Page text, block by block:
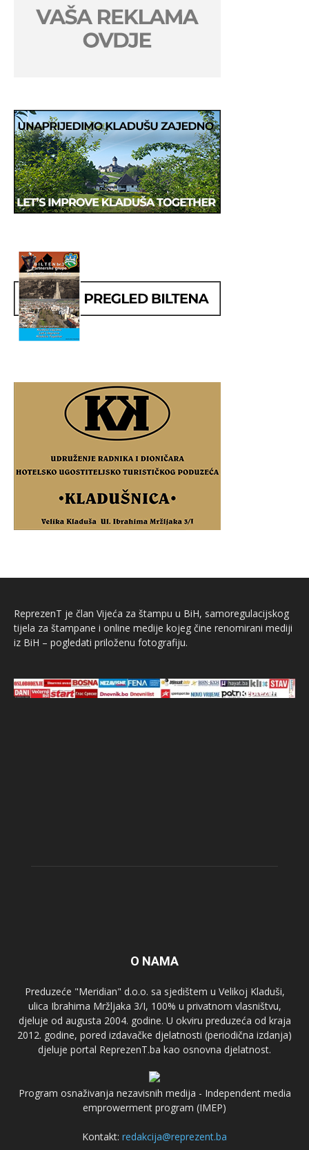
ReprezenT je član Vijeća za štampu u BiH, samoregulacijskog
tijela za štampane i online medije kojeg čine renomirani mediji
iz BiH – pogledati priloženu fotografiju.
O NAMA
Preduzeće "Meridian" d.o.o. sa sjedištem u Velikoj Kladuši,
ulica Ibrahima Mržljaka 3/I, 100% u privatnom vlasništvu,
djeluje od augusta 2004. godine. U okviru preduzeća od kraja
2012. godine, pored izdavačke djelatnosti (periodična izdanja)
djeluje portal ReprezenT.ba kao osnovna djelatnost.
Program osnaživanja nezavisnih medija - Independent media
emprowerment program (IMEP)
Kontakt: redakcija@reprezent.ba